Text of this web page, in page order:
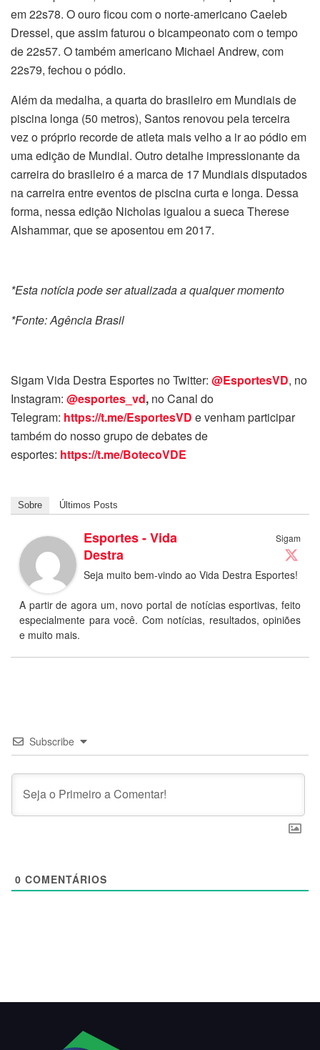
em 22s78. O ouro ficou com o norte-americano Caeleb
Dressel, que assim faturou o bicampeonato com o tempo
de 22s57. O também americano Michael Andrew, com
22s79, fechou o pódio.
Além da medalha, a quarta do brasileiro em Mundiais de
piscina longa (50 metros), Santos renovou pela terceira
vez o próprio recorde de atleta mais velho a ir ao pódio em
uma edição de Mundial. Outro detalhe impressionante da
carreira do brasileiro é a marca de 17 Mundiais disputados
na carreira entre eventos de piscina curta e longa. Dessa
forma, nessa edição Nicholas igualou a sueca Therese
Alshammar, que se aposentou em 2017.
*Esta notícia pode ser atualizada a qualquer momento
*Fonte: Agência Brasil
Sigam Vida Destra Esportes no Twitter: @EsportesVD, no
Instagram: @esportes_vd, no Canal do
Telegram: https://t.me/EsportesVD e venham participar
também do nosso grupo de debates de
esportes: https://t.me/BotecoVDE
Sobre Últimos Posts
Sigam
Esportes - Vida
Destra
Seja muito bem-vindo ao Vida Destra Esportes!
A partir de agora um, novo portal de notícias esportivas, feito
especialmente para você. Com notícias, resultados, opiniões
e muito mais.
Subscribe
0 COMENTÁRIOS